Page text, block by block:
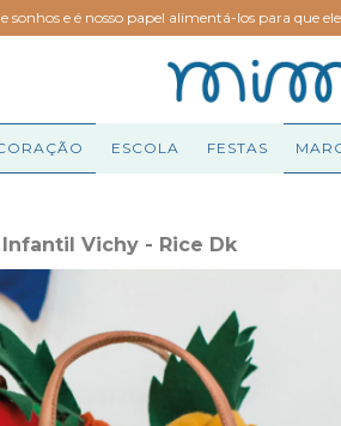
sonhos e é nosso papel alimentá-los para que
ESCOLA FESTAS
Vichy - Rice Dk